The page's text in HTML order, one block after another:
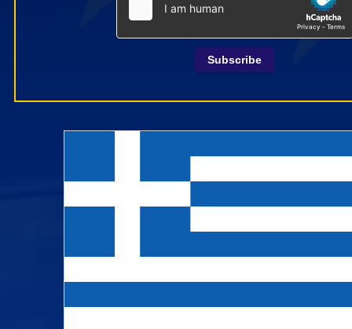
Subscribe